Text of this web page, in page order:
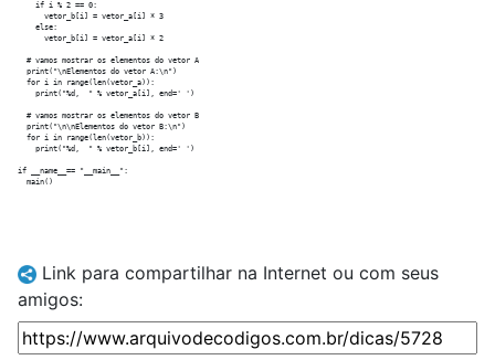
    if i % 2 == 0:
      vetor_b[i] = vetor_a[i] * 3
    else:
      vetor_b[i] = vetor_a[i] * 2
  # vamos mostrar os elementos do vetor A
  print("\nElementos do vetor A:\n")
  for i in range(len(vetor_a)):
    print("%d,  " % vetor_a[i], end=' ')
  # vamos mostrar os elementos do vetor B
  print("\n\nElementos do vetor B:\n")
  for i in range(len(vetor_b)):
    print("%d,  " % vetor_b[i], end=' ')
if __name__== "__main__":
Link para compartilhar na Internet ou com seus
amigos: